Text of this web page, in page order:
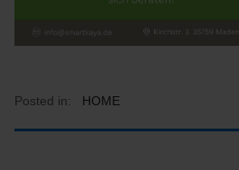
Posted in: HOME